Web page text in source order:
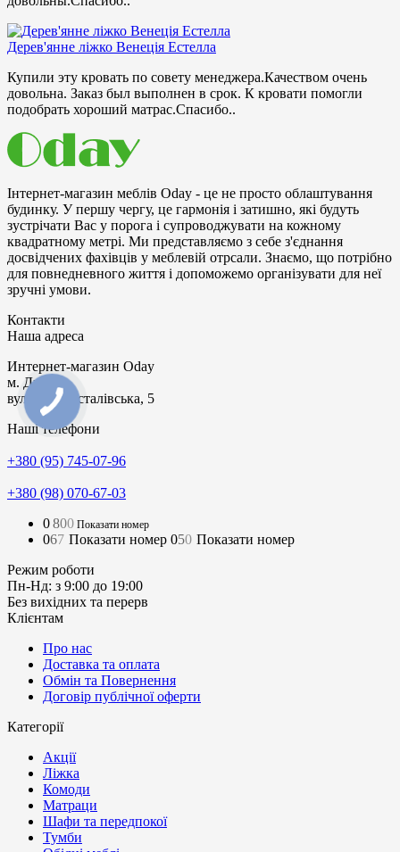
Дерев'янне ліжко Венеція Естелла
Купили эту кровать по совету менеджера.Качеством очень
довольна. Заказ был выполнен в срок. К кровати помогли
подобрать хороший матрас.Спасибо..
Інтернет-магазин меблів Oday - це не просто облаштування
будинку. У першу чергу, це гармонія і затишно, які будуть
зустрічати Bac у порога і супроводжувати на кожному
квадратному метрі. Ми представляємо з себе з'єднання
досвідчених фахівців у меблевій отрсали. Знаємо, що потрібно
для повнедневного життя і допоможемо організувати для неї
зручні умови.
Контакти
Наша адреса
Интернет-магазин Oday
м. Дніпро
вул. Дніпросталівська, 5
Наші телефони
+380 (95) 745-07-96
+380 (98) 070-67-03
0800 Показати номер
067 Показати номер 050 Показати номер
Режим роботи
Пн-Нд: з 9:00 до 19:00
Без вихідних та перерв
Клієнтам
Про нас
Доставка та оплата
Обмін та Повернення
Договір публічної оферти
Категорії
Акції
Ліжка
Комоди
Матраци
Шафи та передпокої
Тумби